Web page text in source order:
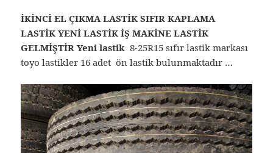
İKİNCİ EL ÇIKMA LASTİK SIFIR KAPLAMA
LASTİK YENİ LASTİK İŞ MAKİNE LASTİK
GELMİŞTİR Yeni lastik 8-25R15 sıfır lastik markası
toyo lastikler 16 adet ön lastik bulunmaktadır …